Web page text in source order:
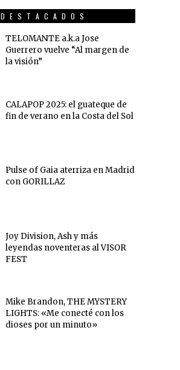
DESTACADOS
TELOMANTE a.k.a Jose
Guerrero vuelve “Al margen de
la visión”
CALAPOP 2025: el guateque de
fin de verano en la Costa del Sol
Pulse of Gaia aterriza en Madrid
con GORILLAZ
Joy Division, Ash y más
leyendas noventeras al VISOR
FEST
Mike Brandon, THE MYSTERY
LIGHTS: «Me conecté con los
dioses por un minuto»